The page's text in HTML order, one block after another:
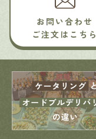
お問い合わせ
ご注文はこちら